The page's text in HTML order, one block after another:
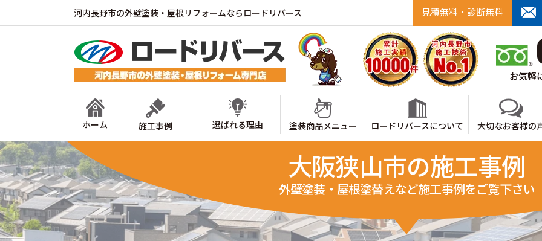
河内長野市の外壁塗装・屋根リフォームならロードリバース 見積無料・診断無料
お気軽
ホーム 施工事例 選ばれる理由 塗装商品メニュー ロードリバースについて 大切なお客様の
大阪狭山市の施工事例
外壁塗装・屋根塗替えなど施工事例をご覧下さい